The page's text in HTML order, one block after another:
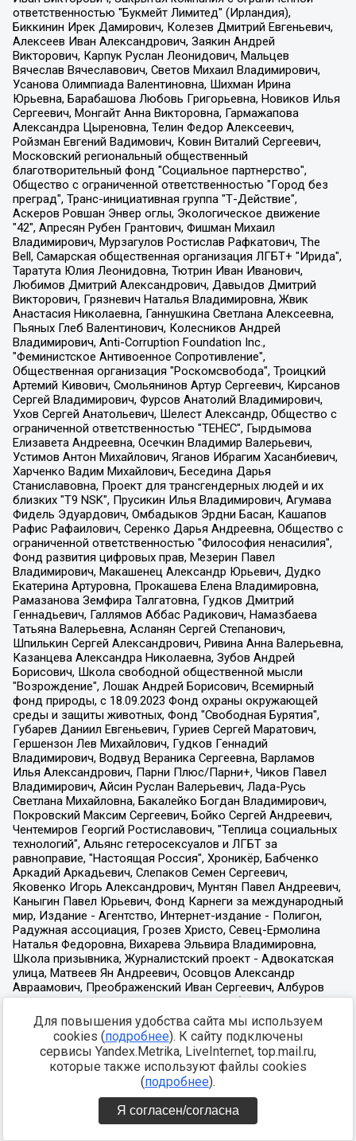
Для повышения удобства сайта мы используем
cookies (подробнее). К сайту подключены
сервисы Yandex.Metrika, LiveInternet, top.mail.ru,
которые также используют файлы cookies
(подробнее).
Я согласен/согласна